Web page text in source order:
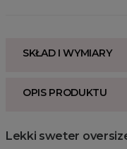
SKŁAD I WYMIARY
OPIS PRODUKTU
Lekki sweter